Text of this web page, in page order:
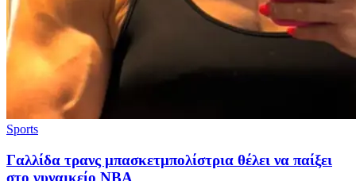
Sports
Γαλλίδα τρανς μπασκετμπολίστρια θέλει να παίξει
στο γυναικείο ΝΒΑ